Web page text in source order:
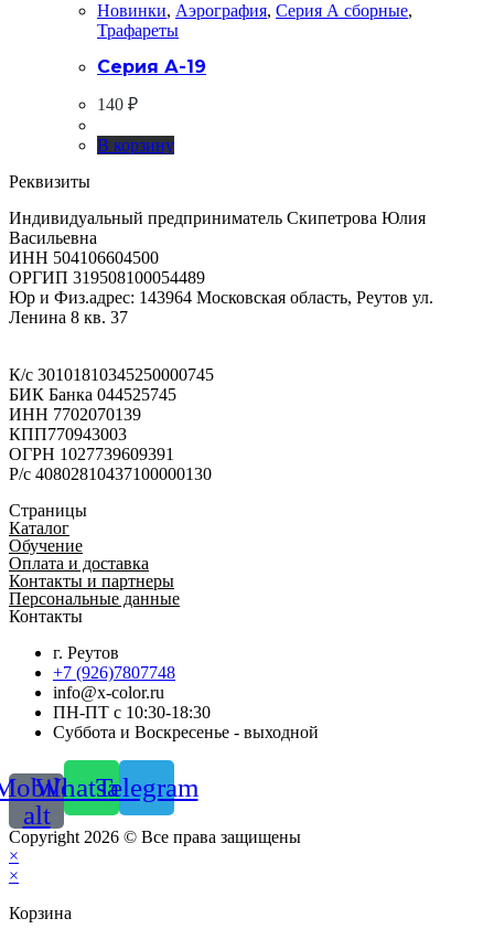
Новинки, Аэрография, Серия А сборные,
Трафареты
Серия А-19
140 ₽
В корзину
Реквизиты
Индивидуальный предприниматель Скипетрова Юлия
Васильевна
ИНН 504106604500
ОРГИП 319508100054489
Юр и Физ.адрес: 143964 Московская область, Реутов ул.
Ленина 8 кв. 37
К/с 30101810345250000745
БИК Банка 044525745
ИНН 7702070139
КПП770943003
ОГРН 1027739609391
Р/с 40802810437100000130
Страницы
Каталог
Обучение
Оплата и доставка
Контакты и партнеры
Персональные данные
Контакты
г. Реутов
+7 (926)7807748
info@x-color.ru
ПН-ПТ с 10:30-18:30
Суббота и Воскресенье - выходной
alt
WhatsappTelegram
Copyright 2026 © Все права защищены
×
×
Корзина